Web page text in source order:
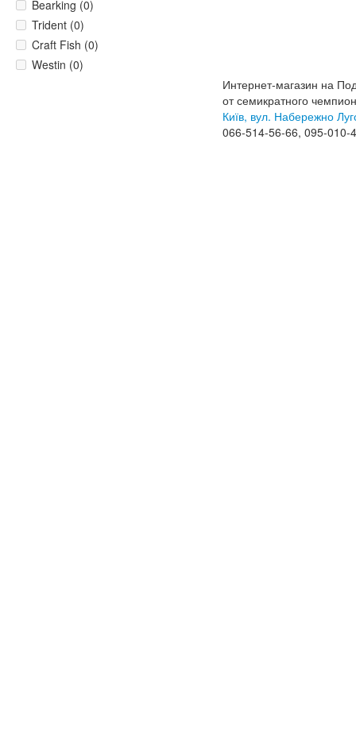
Bearking (0)
Trident (0)
Craft Fish (0)
Westin (0)
Интернет-магазин на
от семикратного
Київ, вул. Набережно
066-514-56-66, 095-010-